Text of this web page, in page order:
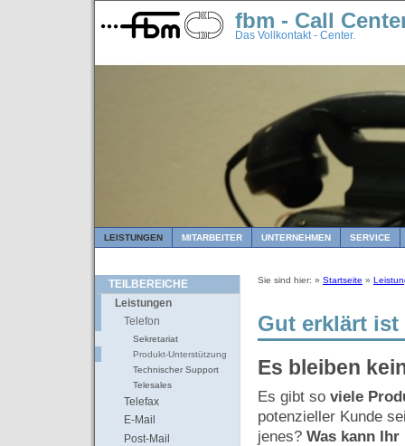
fbm - Call
Das Vollkontakt - Center.
LEISTUNGEN MITARBEITER UNTERNEHMEN SERVICE
TEILBEREICHE
Leistungen
Telefon
Sekretariat
Produkt-Unterstützung
Technischer Support
Telesales
Telefax
E-Mail
Post-Mail
Sie sind hier: » Startseite »
Gut erklärt
Es bleiben
Es gibt so viele
potenzieller Kunde
jenes? Was kann